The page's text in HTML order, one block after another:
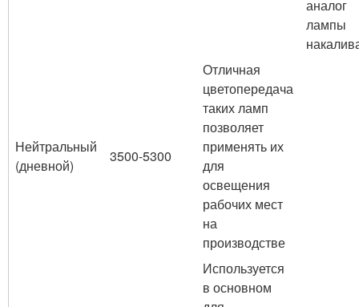
аналог
лампы
Нейтральный
(дневной)
3500-5300
Отличная
цветопередача
таких ламп
позволяет
применять их
для
освещения
рабочих мест
на
производстве
Используется
в основном